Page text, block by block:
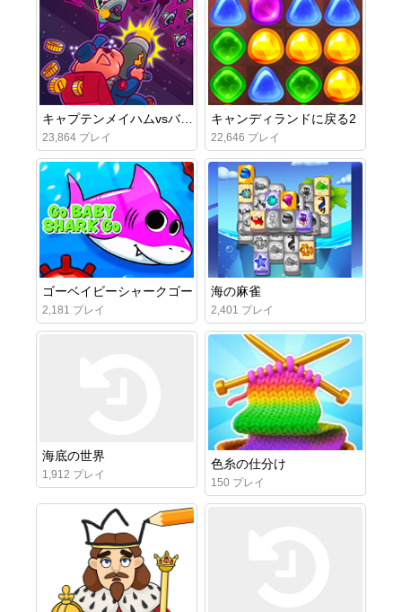
キャプテンメイハムvsバニーインベーダー
23,864 プレイ
キャンディランドに戻る2
22,646 プレイ
ゴーベイビーシャークゴー
2,181 プレイ
海の麻雀
2,401 プレイ
海底の世界
1,912 プレイ
色糸の仕分け
150 プレイ